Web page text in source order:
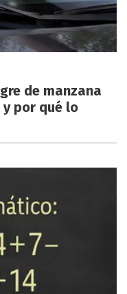
de manzana
por qué lo